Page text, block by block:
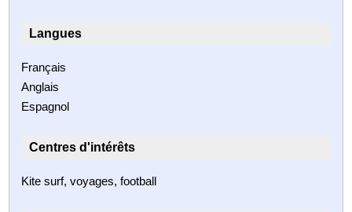
Langues
Français
Anglais
Espagnol
Centres d'intérêts
Kite surf, voyages, football